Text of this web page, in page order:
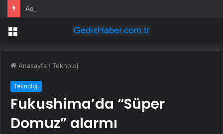
Adana’da Huzur ve Güven Uygulaması
Menü
Anasayfa /Teknoloji
Teknoloji
Fukushima’da “Süper
Domuz” alarmı